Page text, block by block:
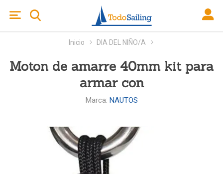
Inicio DIA DEL NIÑO/A
Moton de amarre 40mm kit para
armar con
Marca: NAUTOS